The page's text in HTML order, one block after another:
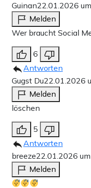
Guinan22.01.2026
Melden
Wer braucht Social
6
Antworten
Gugst Du22.01.2026
Melden
löschen
5
Antworten
breeze22.01.2026
Melden